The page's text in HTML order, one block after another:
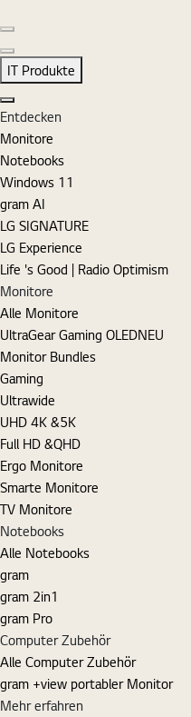
Nächste Folie
IT Produkte
Schließen
Entdecken
Monitore
Notebooks
Windows 11
gram AI
LG SIGNATURE
LG Experience
Life 's Good | Radio Optimism
Monitore
Alle Monitore
UltraGear Gaming OLEDNEU
Monitor Bundles
Gaming
Ultrawide
UHD 4K &5K
Full HD &QHD
Ergo Monitore
Smarte Monitore
TV Monitore
Notebooks
Alle Notebooks
gram
gram 2in1
gram Pro
Computer Zubehör
Alle Computer Zubehör
gram +view portabler Monitor
Mehr erfahren